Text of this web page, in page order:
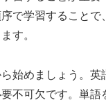
で学習することで
す。
始めましょう。英
不可欠です。単語